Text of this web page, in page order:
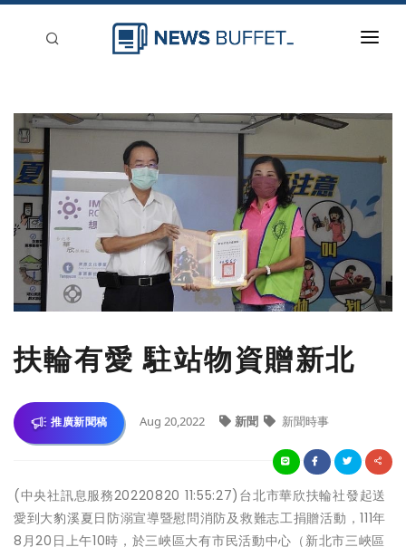
新聞稿分類
刊登
扶輪有愛 駐站物資贈新北
推廣新聞稿 Aug 20,2022 新聞 新聞時事
(中央社訊息服務20220820 11:55:27)台北市華欣扶輪社發起送
愛到大豹溪夏日防溺宣導暨慰問消防及救難志工捐贈活動，111年
8月20日上午10時，於三峽區大有市民活動中心（新北市三峽區